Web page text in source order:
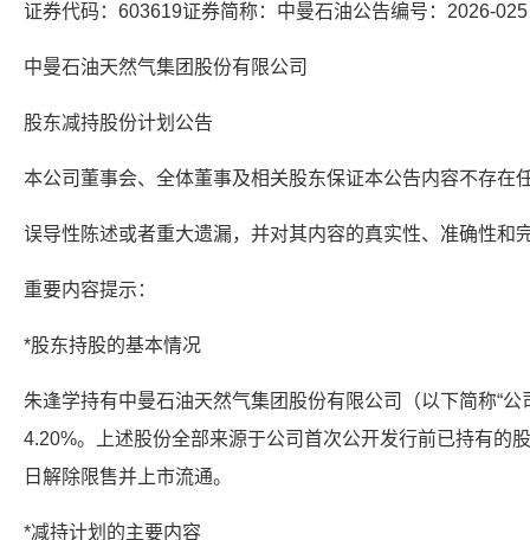
证券代码：603619证券简称：中曼石油公告编号：2026-025
中曼石油天然气集团股份有限公司
股东减持股份计划公告
本公司董事会、全体董事及相关股东保证本公告内容不存在
误导性陈述或者重大遗漏，并对其内容的真实性、准确性和
重要内容提示：
*股东持股的基本情况
朱逢学持有中曼石油天然气集团股份有限公司（以下简称“
4.20%。上述股份全部来源于公司首次公开发行前已持有的
日解除限售并上市流通。
*减持计划的主要内容